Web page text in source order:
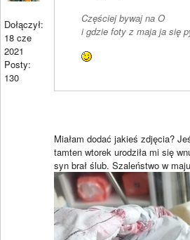
Dołączył:
18 cze
2021
Posty:
130
Częściej bywaj na O
i gdzie foty z maja ja się
Miałam dodać jakieś zdjęcia?
tamten wtorek urodziła mi się
syn brał ślub. Szaleństwo w